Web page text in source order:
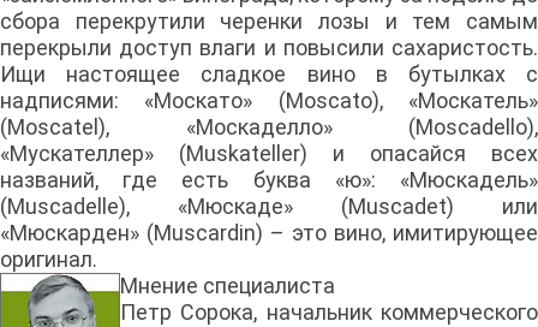
сбора перекрутили черенки лозы и тем самым
перекрыли доступ влаги и повысили сахаристость.
Ищи настоящее сладкое вино в бутылках с
надписями: «Москато» (Moscato), «Москатель»
(Moscatel), «Москаделло» (Moscadello),
«Мускателлер» (Muskateller) и опасайся всех
названий, где есть буква «ю»: «Мюскадель»
(Muscadelle), «Мюскаде» (Muscadet) или
«Мюскарден» (Muscardin) – это вино, имитирующее
оригинал.
Мнение специалиста
Петр Сорока, начальник коммерческого